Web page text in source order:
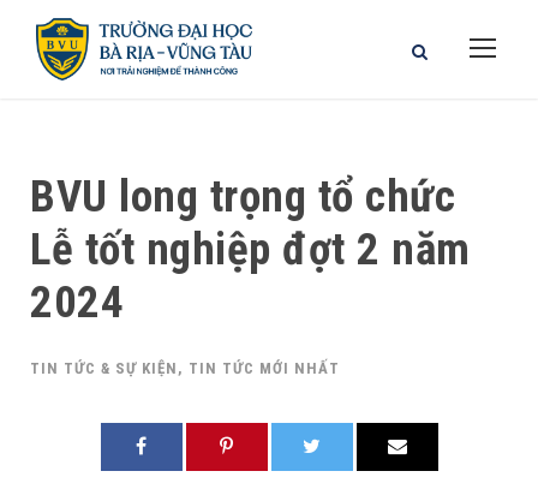
BVU long trọng tổ chức
Lễ tốt nghiệp đợt 2 năm
2024
TIN TỨC & SỰ KIỆN , TIN TỨC MỚI NHẤT